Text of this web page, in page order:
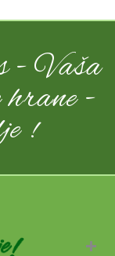
Vaša
hrane -
!